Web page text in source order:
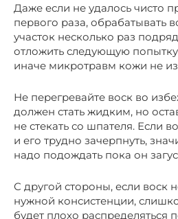
Даже если не удалось чисто
первого раза, обрабатывать
участок несколько раз
отложить следующую
иначе микротравм кожи не
Не перегревайте воск во
должен стать жидким, но
не стекать со шпателя. Если
и его трудно зачерпнуть,
надо подождать пока он
С другой стороны, если воск
нужной консистенции,
будет плохо распределяться